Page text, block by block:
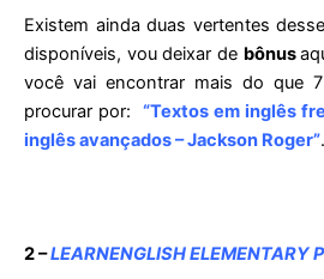
Existem ainda duas vertentes
disponíveis, vou deixar de bônus
você vai encontrar mais do que
procurar por: “Textos em inglês
inglês avançados – Jackson Roger”.
2 –LEARNENGLISH ELEMENTARY